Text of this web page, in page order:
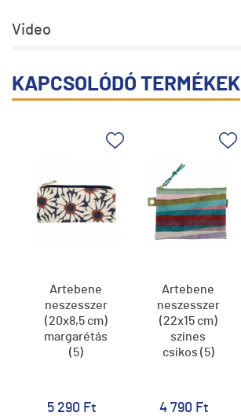
Video
KAPCSOLÓDÓ TERMÉKEK
Artebene
neszesszer
(20x8,5 cm)
margarétás
(5)
5 290 Ft
Artebene
neszesszer
(22x15 cm)
színes
csíkos (5)
4 790 Ft